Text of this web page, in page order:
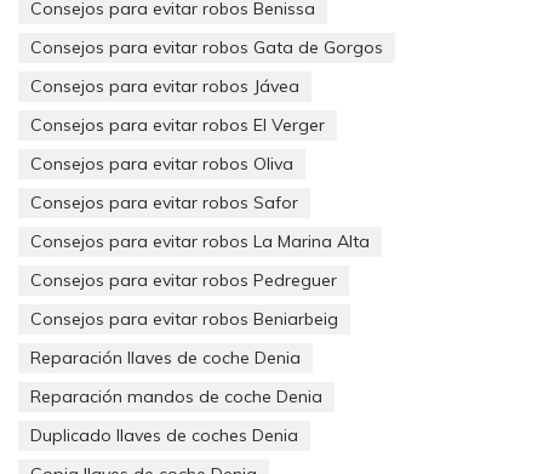
Consejos para evitar robos Benissa
Consejos para evitar robos Gata de Gorgos
Consejos para evitar robos Jávea
Consejos para evitar robos El Verger
Consejos para evitar robos Oliva
Consejos para evitar robos Safor
Consejos para evitar robos La Marina Alta
Consejos para evitar robos Pedreguer
Consejos para evitar robos Beniarbeig
Reparación llaves de coche Denia
Reparación mandos de coche Denia
Duplicado llaves de coches Denia